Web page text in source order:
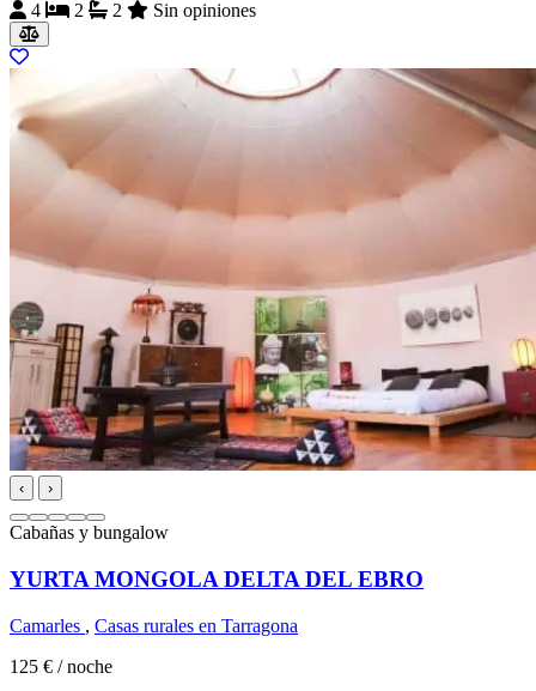
4
2 2 Sin opiniones
‹ ›
Cabañas y bungalow
YURTA MONGOLA DELTA DEL EBRO
Camarles , Casas rurales en Tarragona
125 € / noche